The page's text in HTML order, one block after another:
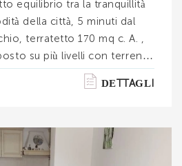
equilibrio tra la tranquillità
della città, 5 minuti dal
terratetto 170 mq c. A. ,
su più livelli con terreno
60 mq circa. Entrando
posto al piano terra,
che raccontano la
troviamo la cantina
DETTAGLI